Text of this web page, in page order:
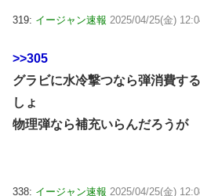
319: イージャン速報 2025/04/25(金)
>>305
グラビに水冷撃つなら弾消費す
しょ
物理弾なら補充いらんだろうが
338: イージャン速報 2025/04/25(金)